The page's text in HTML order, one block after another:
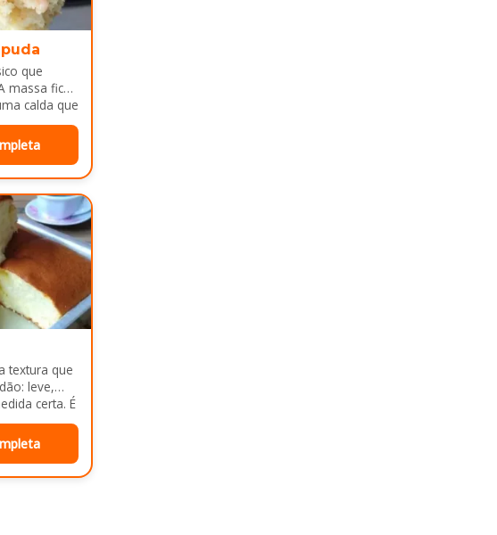
que
massa fica
calda que
textura que
leve,
certa. É